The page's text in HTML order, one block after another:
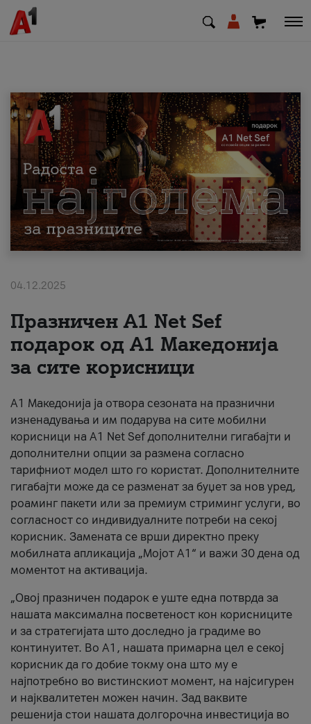
МК EN SQ
Приватни Деловни
Поддршка
Надополни кредит
За нас
#ПодобарОнлајн
04.12.2025
Празничен A1 Net Sеf
подарок од А1 Македонија
за сите корисници
А1 Македонија ја отвора сезоната на празнични
изненадувања и им подарува на сите мобилни
корисници на A1 Net Sef дополнителни гигабајти и
дополнителни опции за размена согласно
тарифниот модел што го користат. Дополнителните
гигабајти може да се разменат за буџет за нов уред,
роаминг пакети или за премиум стриминг услуги, во
согласност со индивидуалните потреби на секој
корисник. Замената се врши директно преку
мобилната апликација „Мојот А1“ и важи 30 дена од
моментот на активација.
„Овој празничен подарок е уште една потврда за
нашата максимална посветеност кон корисниците
и за стратегијата што доследно ја градиме во
континуитет. Во А1, нашата примарна цел е секој
корисник да го добие токму она што му е
најпотребно во вистинскиот момент, на најсигурен
и најквалитетен можен начин. Зад ваквите
решенија стои нашата долгорочна инвестиција во